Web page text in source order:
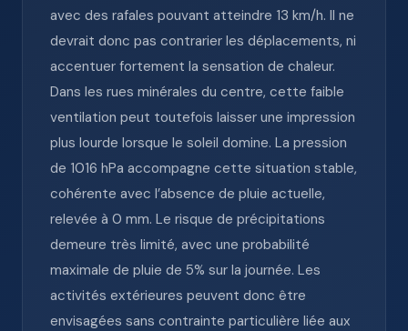
avec des rafales pouvant atteindre 13 km/h. Il ne
devrait donc pas contrarier les déplacements, ni
accentuer fortement la sensation de chaleur.
Dans les rues minérales du centre, cette faible
ventilation peut toutefois laisser une impression
plus lourde lorsque le soleil domine. La pression
de 1016 hPa accompagne cette situation stable,
cohérente avec l’absence de pluie actuelle,
relevée à 0 mm. Le risque de précipitations
demeure très limité, avec une probabilité
maximale de pluie de 5% sur la journée. Les
activités extérieures peuvent donc être
envisagées sans contrainte particulière liée aux